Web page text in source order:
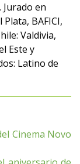
Jurado en
BAFICI,
Valdivia,
Este y
Latino de
Cinema Novo